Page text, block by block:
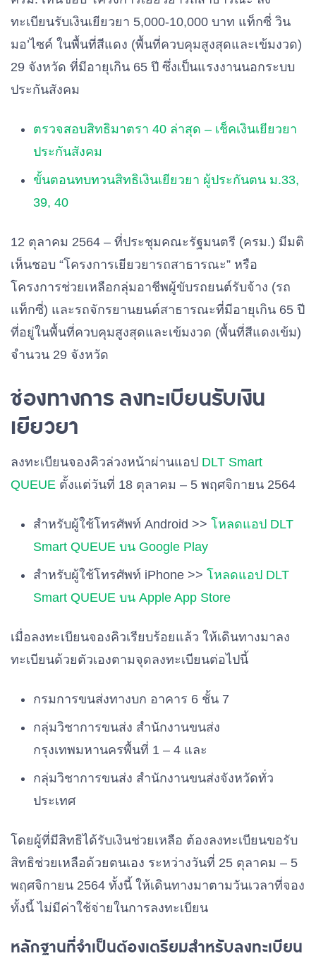
ทะเบียนรับเงินเยียวยา 5,000-10,000 บาท แท็กซี่ วิน
มอ’ไซค์ ในพื้นที่สีแดง (พื้นที่ควบคุมสูงสุดและเข้มงวด)
29 จังหวัด ที่มีอายุเกิน 65 ปี ซึ่งเป็นแรงงานนอกระบบ
ประกันสังคม
ตรวจสอบสิทธิมาตรา 40 ล่าสุด – เช็คเงินเยียวยา
ประกันสังคม
ขั้นตอนทบทวนสิทธิเงินเยียวยา ผู้ประกันตน ม.33,
39, 40
12 ตุลาคม 2564 – ที่ประชุมคณะรัฐมนตรี (ครม.) มีมติ
เห็นชอบ “โครงการเยียวยารถสาธารณะ” หรือ
โครงการช่วยเหลือกลุ่มอาชีพผู้ขับรถยนต์รับจ้าง (รถ
แท็กซี่) และรถจักรยานยนต์สาธารณะที่มีอายุเกิน 65 ปี
ที่อยู่ในพื้นที่ควบคุมสูงสุดและเข้มงวด (พื้นที่สีแดงเข้ม)
จำนวน 29 จังหวัด
ช่องทางการ ลงทะเบียนรับเงิน
เยียวยา
ลงทะเบียนจองคิวล่วงหน้าผ่านแอป DLT Smart
QUEUE ตั้งแต่วันที่ 18 ตุลาคม – 5 พฤศจิกายน 2564
สำหรับผู้ใช้โทรศัพท์ Android >> โหลดแอป DLT
Smart QUEUE บน Google Play
สำหรับผู้ใช้โทรศัพท์ iPhone >> โหลดแอป DLT
Smart QUEUE บน Apple App Store
เมื่อลงทะเบียนจองคิวเรียบร้อยแล้ว ให้เดินทางมาลง
ทะเบียนด้วยตัวเองตามจุดลงทะเบียนต่อไปนี้
กรมการขนส่งทางบก อาคาร 6 ชั้น 7
กลุ่มวิชาการขนส่ง สำนักงานขนส่ง
กรุงเทพมหานครพื้นที่ 1 – 4 และ
กลุ่มวิชาการขนส่ง สำนักงานขนส่งจังหวัดทั่ว
ประเทศ
โดยผู้ที่มีสิทธิได้รับเงินช่วยเหลือ ต้องลงทะเบียนขอรับ
สิทธิช่วยเหลือด้วยตนเอง ระหว่างวันที่ 25 ตุลาคม – 5
พฤศจิกายน 2564 ทั้งนี้ ให้เดินทางมาตามวันเวลาที่จอง
ทั้งนี้ ไม่มีค่าใช้จ่ายในการลงทะเบียน
หลักฐานที่จำเป็นต้องเตรียมสำหรับลงทะเบียน